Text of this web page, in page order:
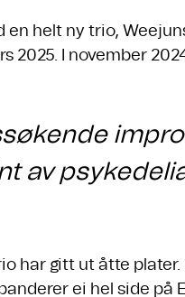
en helt ny trio,
2025. I november
av
har gitt ut åtte
ei hel side